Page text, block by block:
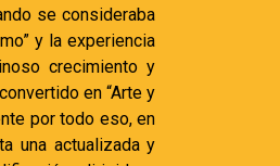
se consideraba
y la experiencia
crecimiento y
en “Arte y
por todo eso, en
una actualizada y